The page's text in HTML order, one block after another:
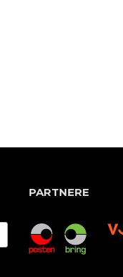
PARTNERE